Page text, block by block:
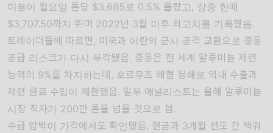
미늄이 월요일 톤당 $3,685로 0.5% 올랐고, 장중 한때
$3,707.50까지 뛰며 2022년 3월 이후 최고치를 기록했음.
트레이더들에 따르면, 미국과 이란의 군사 공격 교환으로 중동
공급 리스크가 다시 부각됐음. 중동은 전 세계 알루미늄 제련
능력의 9%를 차지하는데, 호르무즈 해협 봉쇄로 역내 수출과
제련 원료 수입이 제한됐음. 일부 애널리스트는 올해 알루미늄
시장 적자가 200만 톤을 넘을 것으로 봄.
수급 압박이 가격에서도 확인됐음. 현금과 3개월 선도 간 백워